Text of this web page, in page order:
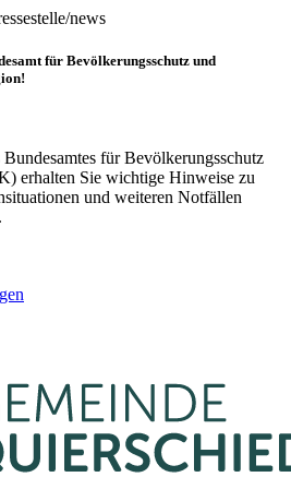
news
für Bevölkerungsschutz und
für Bevölkerungsschutz
erhalten Sie wichtige Hinweise zu
und weiteren Notfällen